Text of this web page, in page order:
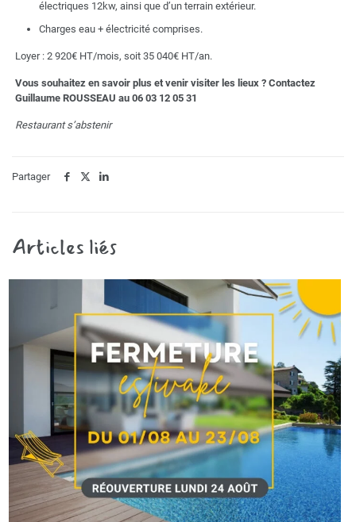
électriques 12kw, ainsi que d’un terrain extérieur.
Charges eau + électricité comprises.
Loyer : 2 920€ HT/mois, soit 35 040€ HT/an.
Vous souhaitez en savoir plus et venir visiter les lieux ? Contactez
Guillaume ROUSSEAU au 06 03 12 05 31
Restaurant s’abstenir
Partager
Articles liés